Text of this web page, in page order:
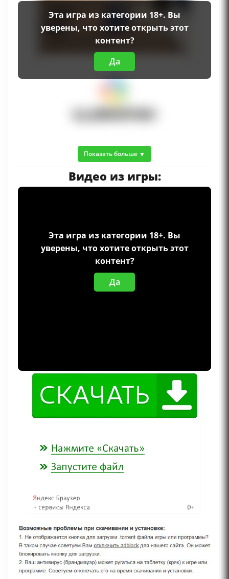
Эта игра из категории 18+. Вы
уверены, что хотите открыть этот
контент?
Да
Показать больше
Видео из игры:
Эта игра из категории 18+. Вы
уверены, что хотите открыть этот
контент?
Да